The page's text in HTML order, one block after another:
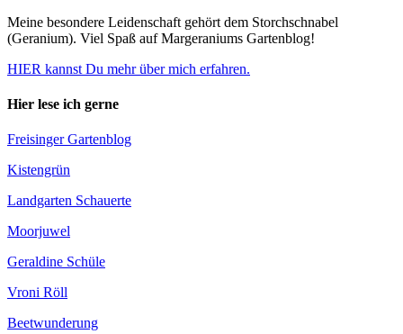
Meine besondere Leidenschaft gehört dem Storchschnabel
(Geranium). Viel Spaß auf Margeraniums Gartenblog!
HIER kannst Du mehr über mich erfahren.
Hier lese ich gerne
Freisinger Gartenblog
Kistengrün
Landgarten Schauerte
Moorjuwel
Geraldine Schüle
Vroni Röll
Beetwunderung